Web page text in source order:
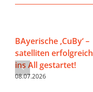
BAyerische ‚CuBy‘ –
satelliten erfolgreich
ins All gestartet!
08.07.2026